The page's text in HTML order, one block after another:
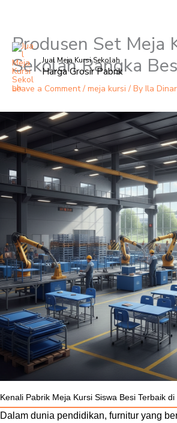
Skip
content
Jual Meja Kursi Sekolah
Harga Grosir Pabrik
Produsen Set Meja
Sekolah Rangka
Leave a Comment / meja kursi / By Ila
Kenali Pabrik Meja Kursi Siswa Besi Terbaik
Dalam dunia pendidikan, furnitur yang